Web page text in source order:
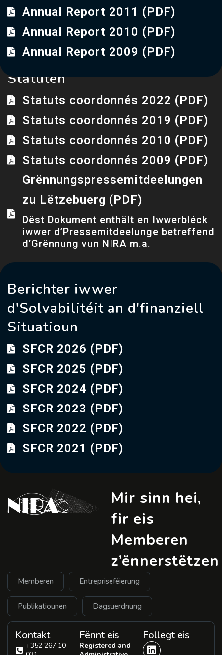
Annual Report 2011 (PDF)
Annual Report 2010 (PDF)
Annual Report 2009 (PDF)
Statuten
Statuts coordonnés 2022 (PDF)
Statuts coordonnés 2019 (PDF)
Statuts coordonnés 2010 (PDF)
Statuts coordonnés 2009 (PDF)
Grënnungspressemitdeelungen
zu Lëtzebuerg (PDF)
Dëst Dokument enthält en Iwwerbléck
iwwer d’Pressemitdeelunge betreffend
d’Grënnung vun NIRA m.a.
Berichter iwwer
d'Solvabilitéit an d'finanziell
Situatioun
SFCR 2026 (PDF)
SFCR 2025 (PDF)
SFCR 2024 (PDF)
SFCR 2023 (PDF)
SFCR 2022 (PDF)
SFCR 2021 (PDF)
Mir sinn hei,
fir eis
Memberen
z’ënnerstëtzen
Memberen Entrepriseféierung
Publikatiounen Dagsuerdnung
Kontakt
+352 267 10
Fënnt eis
Registered and
Follegt eis